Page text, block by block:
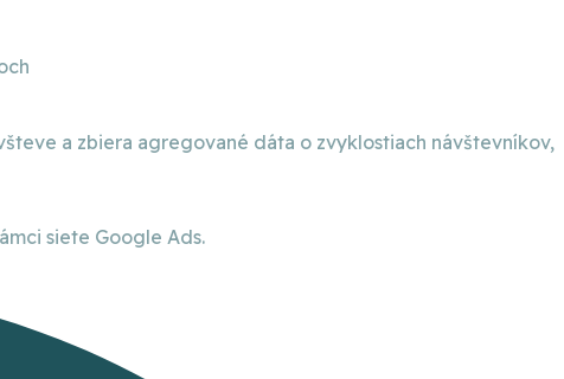
a zbiera agregované dáta o zvyklostiach návštevníkov,
siete Google Ads.